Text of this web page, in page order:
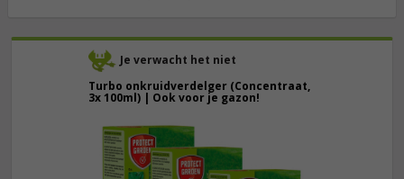
Je verwacht het niet
Turbo onkruidverdelger (Concentraat,
3x 100ml) | Ook voor je gazon!